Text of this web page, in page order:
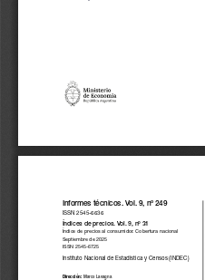
Informes técnicos. Vol. 9, nº 249
ISSN 2545-6636
Índices de precios. Vol. 9, nº 31
Índice de precios al consumidor. Cobertura nacional
Septiembre de 2025
ISSN 2545-6725
Instituto Nacional de Estadística y Censos (INDEC)
Dirección: Marco Lavagna